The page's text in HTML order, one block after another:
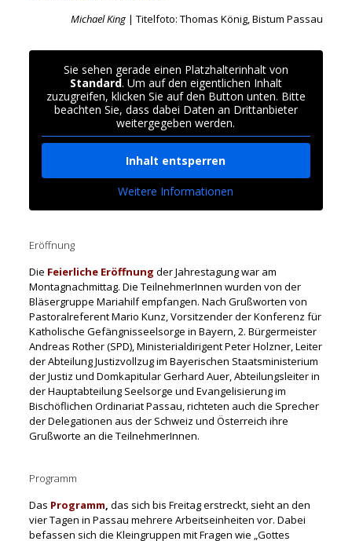
Michael King | Titelfoto: Thomas König, Bistum Passau
Sie sehen gerade einen Platzhalterinhalt von
Standard. Um auf den eigentlichen Inhalt
zuzugreifen, klicken Sie auf den Button unten. Bitte
beachten Sie, dass dabei Daten an Drittanbieter
weitergegeben werden.
Inhalt entsperren
Weitere Informationen
Eröffnung
Die Feierliche Eröffnung der Jahrestagung war am
Montagnachmittag. Die TeilnehmerInnen wurden von der
Bläsergruppe Mariahilf empfangen. Nach Grußworten von
Pastoralreferent Mario Kunz, Vorsitzender der Konferenz für
Katholische Gefängnisseelsorge in Bayern, 2. Bürgermeister
Andreas Rother (SPD), Ministerialdirigent Peter Holzner, Leiter
der Abteilung Justizvollzug im Bayerischen Staatsministerium
der Justiz und Domkapitular Gerhard Auer, Abteilungsleiter in
der Hauptabteilung Seelsorge und Evangelisierung im
Bischöflichen Ordinariat Passau, richteten auch die Sprecher
der Delegationen aus der Schweiz und Österreich ihre
Grußworte an die TeilnehmerInnen.
Programm
Das Programm, das sich bis Freitagerstreckt, sieht an den
vier Tagen in Passau mehrere Arbeitseinheiten vor. Dabei
befassen sich die Kleingruppen mit Fragen wie „Gottes